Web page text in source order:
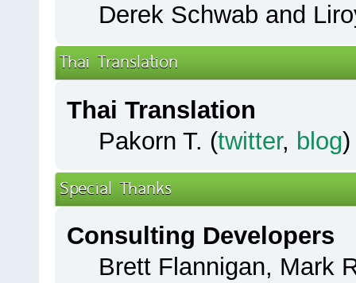
Derek Schwab and
Thai Translation
Thai Translation
Pakorn T. (twitter, blog)
Special Thanks
Consulting Developers
Brett Flannigan, Mark